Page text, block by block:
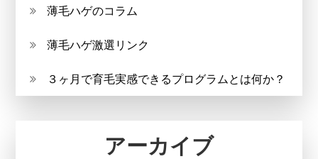
薄毛ハゲのコラム
薄毛ハゲ激選リンク
３ヶ月で育毛実感できるプログラムとは何か？
アーカイブ